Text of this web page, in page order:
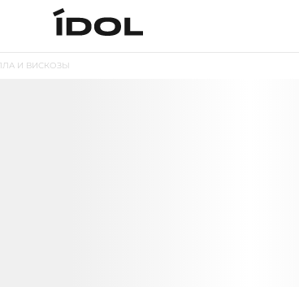
И ВИСКОЗЫ